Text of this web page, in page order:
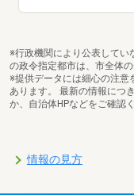
※行政機関により公表してい
の政令指定都市は、市全体
※提供データには細心の注意
あります。 最新の情報につ
か、自治体HPなどをご確認く
情報の見方